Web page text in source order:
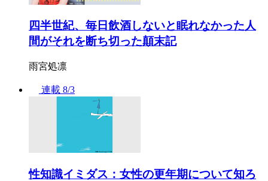
四半世紀、毎日飲酒しないと眠れなかった人
間がそれを断ち切った顛末記
雨宮処凛
連載 8/3
性知識イミダス：女性の更年期について知ろ